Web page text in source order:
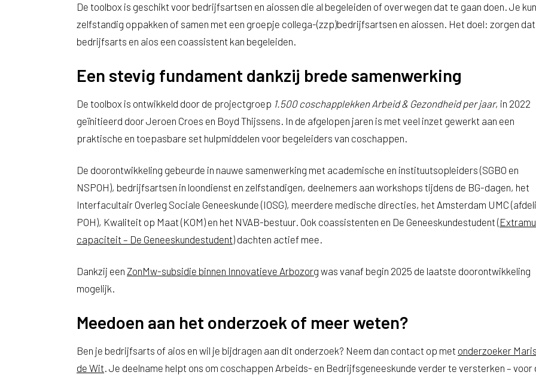
De toolbox is geschikt voor bedrijfsartsen en aiossen die al begeleiden of overwegen dat te gaan doen. Je
zelfstandig oppakken of samen met een groepje collega-(zzp)bedrijfsartsen en aiossen. Het doel: zorgen
bedrijfsarts en aios een coassistent kan begeleiden.
Een stevig fundament dankzij brede samenwerking
De toolbox is ontwikkeld door de projectgroep 1.500 coschapplekken Arbeid & Gezondheid per jaar, in 2022
geïnitieerd door Jeroen Croes en Boyd Thijssens. In de afgelopen jaren is met veel inzet gewerkt aan een
praktische en toepasbare set hulpmiddelen voor begeleiders van coschappen.
De doorontwikkeling gebeurde in nauwe samenwerking met academische en instituutsopleiders (SGBO en
NSPOH), bedrijfsartsen in loondienst en zelfstandigen, deelnemers aan workshops tijdens de BG-dagen, het
Interfacultair Overleg Sociale Geneeskunde (IOSG), meerdere medische directies, het Amsterdam UMC
POH), Kwaliteit op Maat (KOM) en het NVAB-bestuur. Ook coassistenten en De Geneeskundestudent (
capaciteit – De Geneeskundestudent) dachten actief mee.
Dankzij een ZonMw-subsidie binnen Innovatieve Arbozorg was vanaf begin 2025 de laatste doorontwikkeling
mogelijk.
Meedoen aan het onderzoek of meer weten?
Ben je bedrijfsarts of aios en wil je bijdragen aan dit onderzoek? Neem dan contact op met onderzoeker
de Wit. Je deelname helpt ons om coschappen Arbeids- en Bedrijfsgeneeskunde verder te versterken – voor